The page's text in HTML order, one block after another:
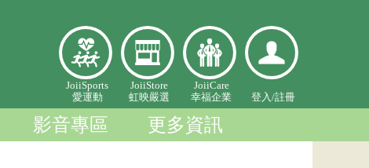
愛
運
動
虹映嚴
選
幸福企
業
人中心
JoiiSports
愛運動
JoiiStore
虹映嚴選
JoiiCare
幸福企業
登入/註冊
影音專區 更多資訊